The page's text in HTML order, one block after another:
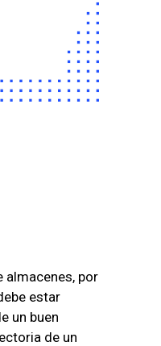
almacenes, por
estar
un buen
de un